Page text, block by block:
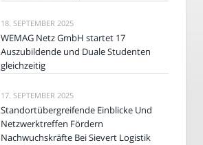
18. SEPTEMBER 2025
WEMAG Netz GmbH startet 17
Auszubildende und Duale Studenten
gleichzeitig
17. SEPTEMBER 2025
Standortübergreifende Einblicke Und
Netzwerktreffen Fördern
Nachwuchskräfte Bei Sievert Logistik